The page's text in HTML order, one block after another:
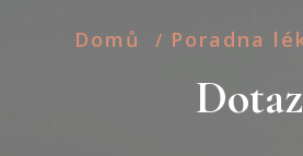
Domů / Poradna